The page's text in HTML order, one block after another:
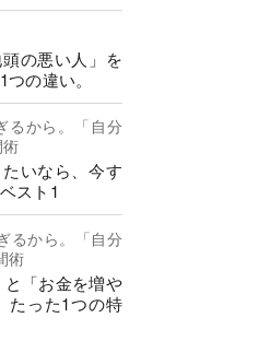
の悪い人」を
の違い。
るから。「自分
いなら、今す
スト1
るから。「自分
術
と「お金を増や
たった1つの特